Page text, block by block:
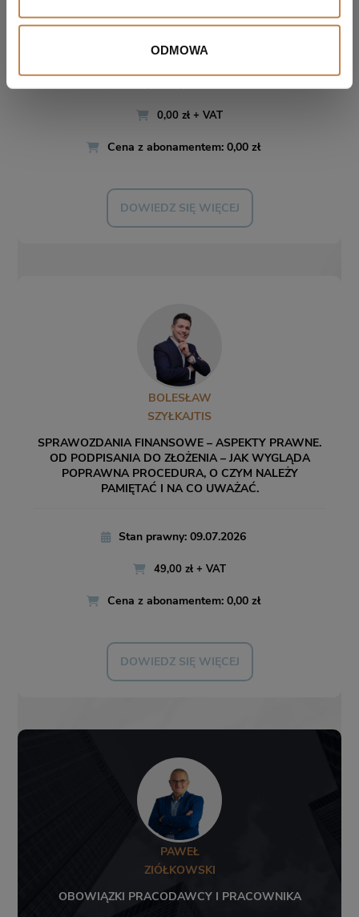
ODMOWA
0,00 zł + VAT
Cena z abonamentem: 0,00 zł
DOWIEDZ SIĘ WIĘCEJ
BOLESŁAW
SZYŁKAJTIS
SPRAWOZDANIA FINANSOWE – ASPEKTY PRAWNE.
OD PODPISANIA DO ZŁOŻENIA – JAK WYGLĄDA
POPRAWNA PROCEDURA, O CZYM NALEŻY
PAMIĘTAĆ I NA CO UWAŻAĆ.
Stan prawny: 09.07.2026
49,00 zł + VAT
Cena z abonamentem: 0,00 zł
DOWIEDZ SIĘ WIĘCEJ
PAWEŁ
ZIÓŁKOWSKI
OBOWIĄZKI PRACODAWCY I PRACOWNIKA